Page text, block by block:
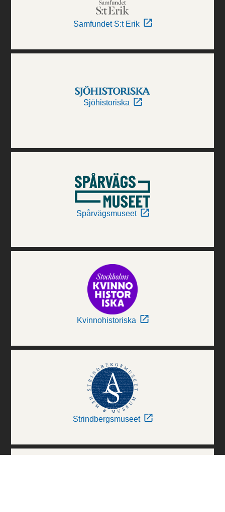
Samfundet S:t Erik
Sjöhistoriska
Spårvägsmuseet
Kvinnohistoriska
Strindbergsmuseet